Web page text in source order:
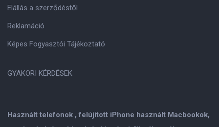
Használt telefonok , felújitott iPhone használt Macbookok,
Elállás a szerződéstől
Reklamáció
Képes Fogyasztói Tájékoztató
GYAKORI KÉRDÉSEK